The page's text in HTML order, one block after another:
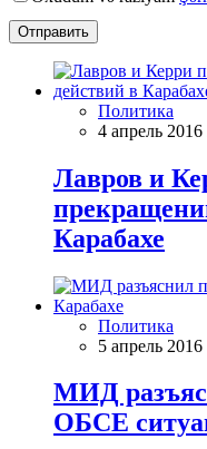
Отправить
Политика
4 апрель 2016
Лавров и
Карабахе
Политика
5 апрель
МИД
ОБСЕ